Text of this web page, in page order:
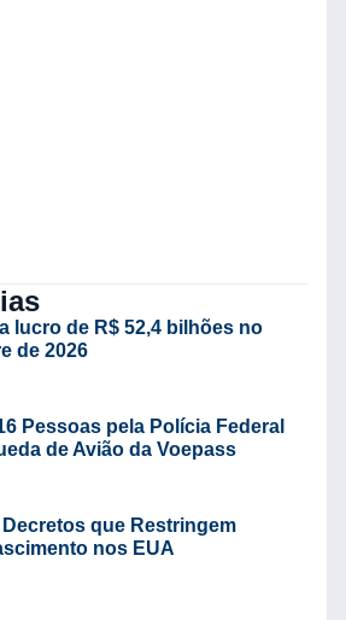
lucro de R$ 52,4 bilhões no
de 2026
Pessoas pela Polícia Federal
de Avião da Voepass
que Restringem
nos EUA